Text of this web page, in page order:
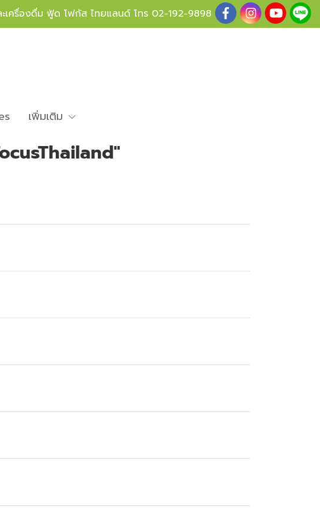
เครื่องดื่ม ฟู้ด โฟกัส ไทยแลนด์ โทร 02-192-9898
เพิ่มเติม